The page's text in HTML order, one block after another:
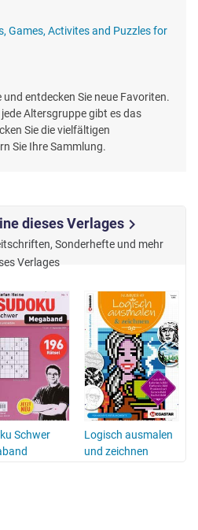
Games, Activites and Puzzles for
entdecken Sie neue Favoriten.
Altersgruppe gibt es das
Sie die vielfältigen
Sie Ihre Sammlung.
dieses Verlageschevron_right
Sonderhefte und mehr
Verlages
Schwer
Logisch ausmalen
und zeichnen